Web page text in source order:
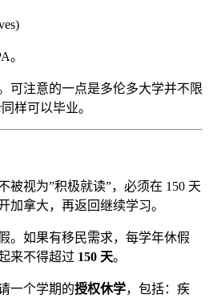
。
可注意的一点是多伦多大学并不限
样可以毕业。
被视为”积极就读”，必须在 150 天
加拿大，再返回继续学习。
。如果有移民需求，每学年休假
来不得超过 150 天。
一个学期的授权休学，包括：疾